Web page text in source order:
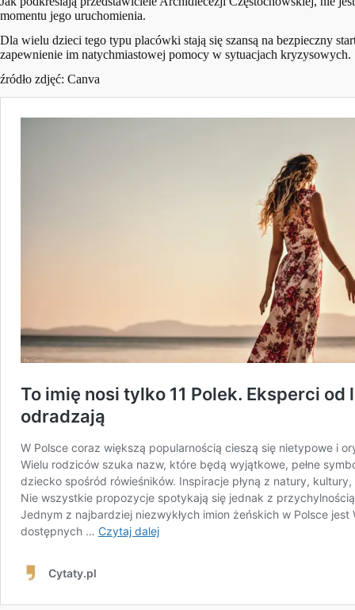
momentu jego uruchomienia.
Dla wielu dzieci tego typu placówki stają się szansą na bezpieczny
zapewnienie im natychmiastowej pomocy w sytuacjach kryzysowych.
źródło zdjęć: Canva